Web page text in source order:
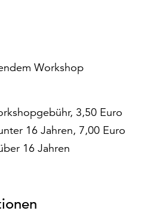
Workshop
3,50 Euro
16 Jahren, 7,00 Euro
16 Jahren